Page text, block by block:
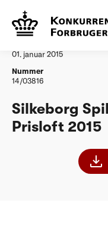
Vandtilsyn
01. januar 2015
Nummer
14/03816
Silkeborg
Prisloft 2015